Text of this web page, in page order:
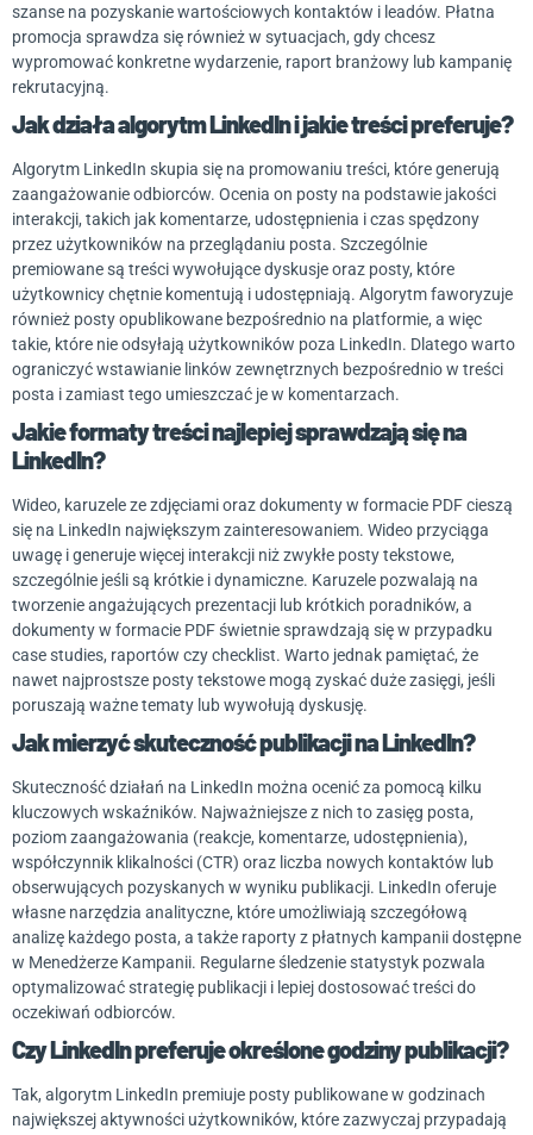
szanse na pozyskanie wartościowych kontaktów i leadów. Płatna
promocja sprawdza się również w sytuacjach, gdy chcesz
wypromować konkretne wydarzenie, raport branżowy lub kampanię
rekrutacyjną.
Jak działa algorytm LinkedIn i jakie treści preferuje?
Algorytm LinkedIn skupia się na promowaniu treści, które generują
zaangażowanie odbiorców. Ocenia on posty na podstawie jakości
interakcji, takich jak komentarze, udostępnienia i czas spędzony
przez użytkowników na przeglądaniu posta. Szczególnie
premiowane są treści wywołujące dyskusje oraz posty, które
użytkownicy chętnie komentują i udostępniają. Algorytm faworyzuje
również posty opublikowane bezpośrednio na platformie, a więc
takie, które nie odsyłają użytkowników poza LinkedIn. Dlatego warto
ograniczyć wstawianie linków zewnętrznych bezpośrednio w treści
posta i zamiast tego umieszczać je w komentarzach.
Jakie formaty treści najlepiej sprawdzają się na
LinkedIn?
Wideo, karuzele ze zdjęciami oraz dokumenty w formacie PDF cieszą
się na LinkedIn największym zainteresowaniem. Wideo przyciąga
uwagę i generuje więcej interakcji niż zwykłe posty tekstowe,
szczególnie jeśli są krótkie i dynamiczne. Karuzele pozwalają na
tworzenie angażujących prezentacji lub krótkich poradników, a
dokumenty w formacie PDF świetnie sprawdzają się w przypadku
case studies, raportów czy checklist. Warto jednak pamiętać, że
nawet najprostsze posty tekstowe mogą zyskać duże zasięgi, jeśli
poruszają ważne tematy lub wywołują dyskusję.
Jak mierzyć skuteczność publikacji na LinkedIn?
Skuteczność działań na LinkedIn można ocenić za pomocą kilku
kluczowych wskaźników. Najważniejsze z nich to zasięg posta,
poziom zaangażowania (reakcje, komentarze, udostępnienia),
współczynnik klikalności (CTR) oraz liczba nowych kontaktów lub
obserwujących pozyskanych w wyniku publikacji. LinkedIn oferuje
własne narzędzia analityczne, które umożliwiają szczegółową
analizę każdego posta, a także raporty z płatnych kampanii dostępne
w Menedżerze Kampanii. Regularne śledzenie statystyk pozwala
optymalizować strategię publikacji i lepiej dostosować treści do
oczekiwań odbiorców.
Czy LinkedIn preferuje określone godziny publikacji?
Tak, algorytm LinkedIn premiuje posty publikowane w godzinach
największej aktywności użytkowników, które zazwyczaj przypadają